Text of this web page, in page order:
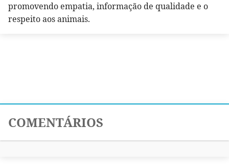
promovendo empatia, informação de qualidade e o
respeito aos animais.
COMENTÁRIOS